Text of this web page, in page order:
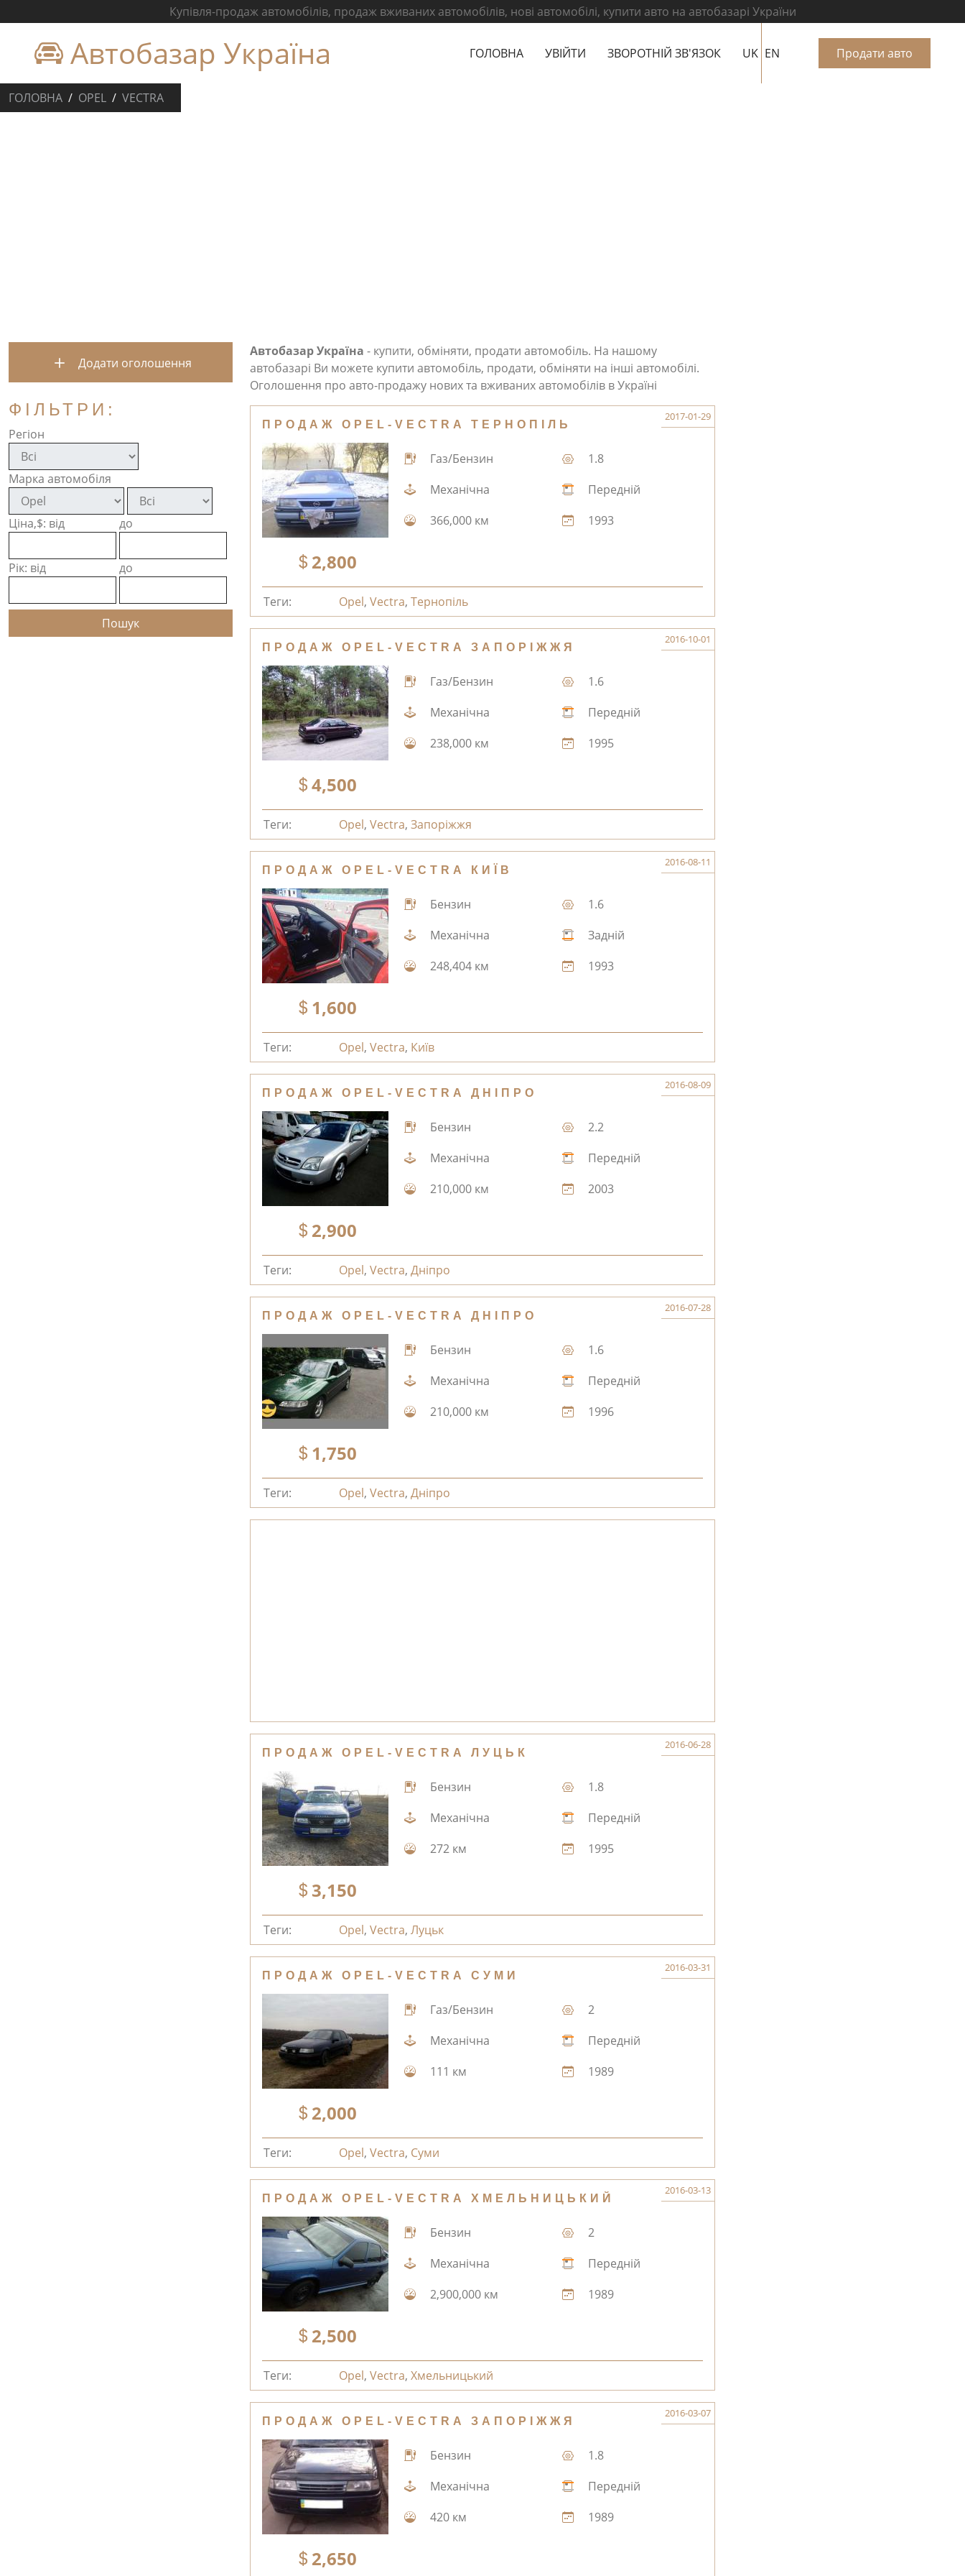
Купівля-продаж автомобілів, продаж вживаних автомобілів, нові автомобілі, купити авто на автобазарі України
Автобазар Україна ГОЛОВНА УВІЙТИ ЗВОРОТНІЙ ЗВ'ЯЗОК UK EN Продати авто
ГОЛОВНА OPEL VECTRA
Додати оголошення
ФІЛЬТРИ:
Регіон
Марка автомобіля
Ціна,$: від до
Рік: від до
Автобазар Україна - купити, обміняти, продати автомобіль. На нашому
автобазарі Ви можете купити автомобіль, продати, обміняти на інші автомобілі.
Оголошення про авто-продажу нових та вживаних автомобілів в Україні
ПРОДАЖ OPEL-VECTRA ТЕРНОПІЛЬ
2017-01-29
2,800
Газ/Бензин
1.8
Механічна
Передній
366,000 км
1993
Теги: Opel,Vectra,Тернопіль
ПРОДАЖ OPEL-VECTRA ЗАПОРІЖЖЯ
2016-10-01
4,500
Газ/Бензин
1.6
Механічна
Передній
238,000 км
1995
Теги: Opel,Vectra,Запоріжжя
ПРОДАЖ OPEL-VECTRA КИЇВ
2016-08-11
1,600
Бензин
1.6
Механічна
Задній
248,404 км
1993
Теги: Opel,Vectra, Київ
ПРОДАЖ OPEL-VECTRA ДНІПРО
2016-08-09
2,900
Бензин
2.2
Механічна
Передній
210,000 км
2003
Теги: Opel,Vectra,Дніпро
ПРОДАЖ OPEL-VECTRA ДНІПРО
2016-07-28
1,750
Бензин
1.6
Механічна
Передній
210,000 км
1996
Теги: Opel,Vectra,Дніпро
ПРОДАЖ OPEL-VECTRA ЛУЦЬК
2016-06-28
3,150
Бензин
1.8
Механічна
Передній
272 км
1995
Теги: Opel,Vectra,Луцьк
ПРОДАЖ OPEL-VECTRA СУМИ
2016-03-31
2,000
Газ/Бензин
2
Механічна
Передній
111 км
1989
Теги: Opel,Vectra, Суми
ПРОДАЖ OPEL-VECTRA ХМЕЛЬНИЦЬКИЙ
2016-03-13
2,500
Бензин
2
Механічна
Передній
2,900,000 км
1989
Теги: Opel,Vectra,Хмельницький
ПРОДАЖ OPEL-VECTRA ЗАПОРІЖЖЯ
2016-03-07
2,650
Бензин
1.8
Механічна
Передній
420 км
1989